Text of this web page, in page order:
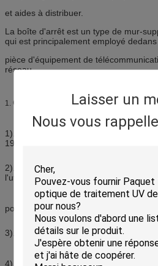
Laisser un
Nous vous
et aides à distribuer.
La boîte d'arrêt est un type de mur-
qui est principalement employé dedans
pièce d'équipement de
réseau.
1. Caractéristique
1). Tous les index de propriété sont
1996 nationale
2). Le corps se servent de l'acier de
l'utilisation extérieure la technique de
pouvoir adhésif, artistique et durable.
3). Conception distinctive d'enrance de
4). L'entrée de câble sont scellées